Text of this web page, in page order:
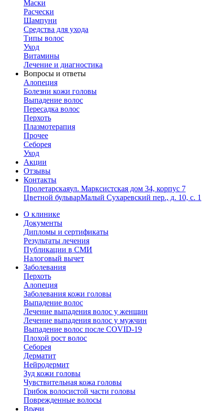
Маски
Расчески
Шампуни
Средства для ухода
Типы волос
Уход
Витамины
Лечение и диагностика
Вопросы и ответы
Алопеция
Болезни кожи головы
Выпадение волос
Пересадка волос
Перхоть
Плазмотерапия
Прочее
Себорея
Уход
Акции
Отзывы
Контакты
Пролетарскаяул. Марксистская дом 34, корпус 7
Цветной бульварМалый Сухаревский пер., д. 10, с. 1
О клинике
Документы
Дипломы и сертификаты
Результаты лечения
Публикации в СМИ
Налоговый вычет
Заболевания
Перхоть
Алопеция
Заболевания кожи головы
Выпадение волос
Лечение выпадения волос у женщин
Лечение выпадения волос у мужчин
Выпадение волос после COVID-19
Плохой рост волос
Cеборея
Дерматит
Нейродермит
Зуд кожи головы
Чувствительная кожа головы
Грибок волосистой части головы
Поврежденные волосы
Врачи